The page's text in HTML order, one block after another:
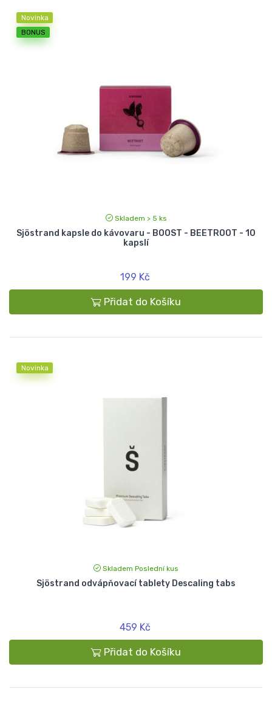
Novinka
BONUS
Skladem > 5 ks
Sjöstrand kapsle do kávovaru - BOOST - BEETROOT - 10
kapslí
199 Kč
Přidat do Košíku
Novinka
Skladem Poslední kus
Sjöstrand odvápňovací tablety Descaling tabs
459 Kč
Přidat do Košíku